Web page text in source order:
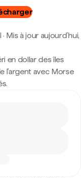
· Mis à jour aujourd’hui,
en dollar des îles
l'argent avec Morse